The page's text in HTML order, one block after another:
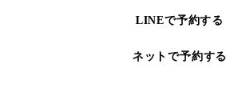
LINEで予約する
ネットで予約する